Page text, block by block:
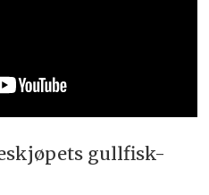
gullfisk-